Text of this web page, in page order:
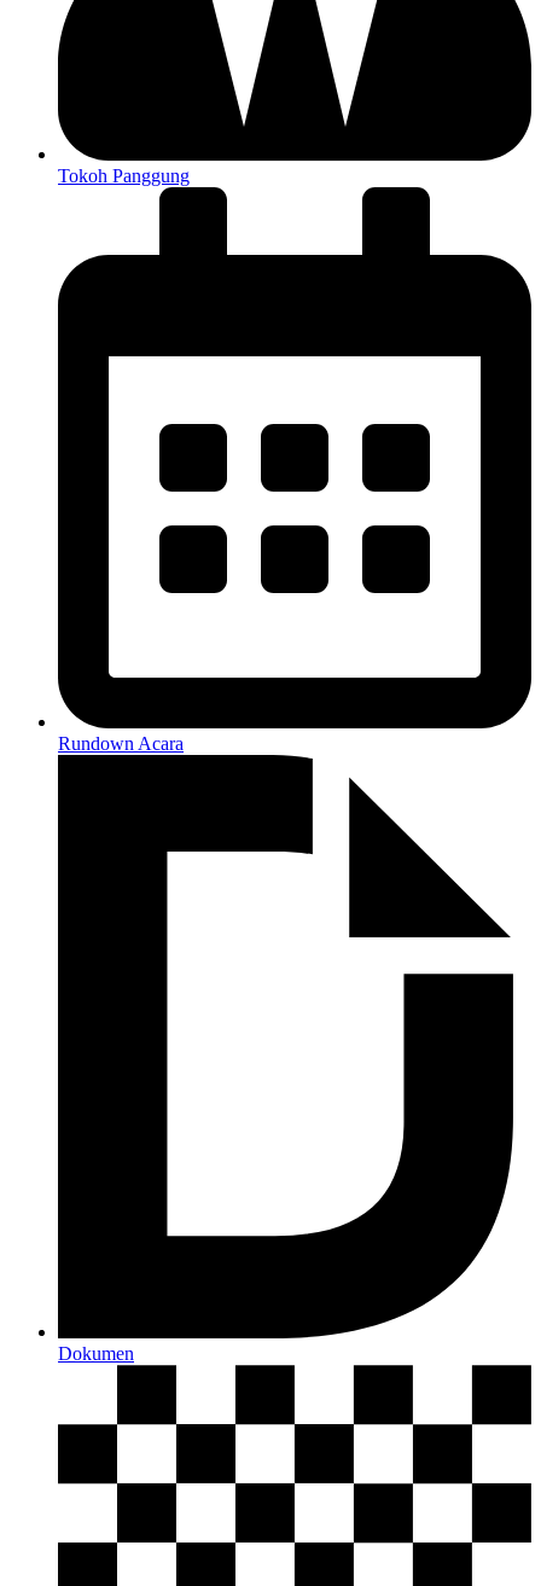
Tokoh Panggung
Rundown Acara
Dokumen